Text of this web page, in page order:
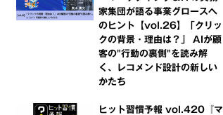
家集団が語る事業グロースへ
のヒント【vol.26】「クリッ
クの背景・理由は？」 AIが顧
客の"行動の裏側"を読み解
く、レコメンド設計の新しい
かたち
ヒット習慣予報 vol.420『マ